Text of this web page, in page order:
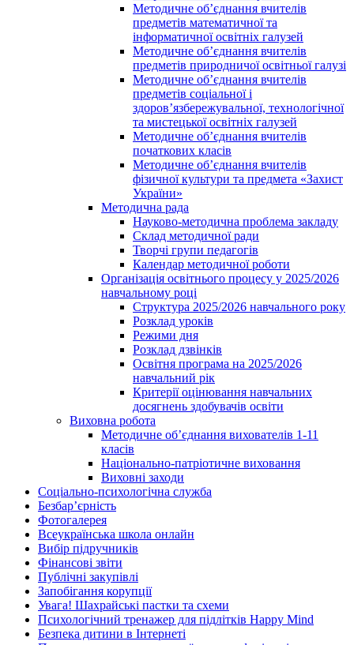
Методичне об’єднання вчителів
предметів математичної та
інформатичної освітніх галузей
Методичне об’єднання вчителів
предметів природничої освітньої галузі
Методичне об’єднання вчителів
предметів соціальної і
здоров’язбережувальної, технологічної
та мистецької освітніх галузей
Методичне об’єднання вчителів
початкових класів
Методичне об’єднання вчителів
фізичної культури та предмета «Захист
України»
Методична рада
Науково-методична проблема закладу
Склад методичної ради
Творчі групи педагогів
Календар методичної роботи
Організація освітнього процесу у 2025/2026
навчальному році
Структура 2025/2026 навчального року
Розклад уроків
Режими дня
Розклад дзвінків
Освітня програма на 2025/2026
навчальний рік
Критерії оцінювання навчальних
досягнень здобувачів освіти
Виховна робота
Методичне об’єднання вихователів 1-11
класів
Національно-патріотичне виховання
Виховні заходи
Соціально-психологічна служба
Безбар’єрність
Фотогалерея
Всеукраїнська школа онлайн
Вибір підручників
Фінансові звіти
Публічні закупівлі
Запобігання корупції
Увага! Шахрайські пастки та схеми
Психологічний тренажер для підлітків Happy Mind
Безпека дитини в Інтернеті